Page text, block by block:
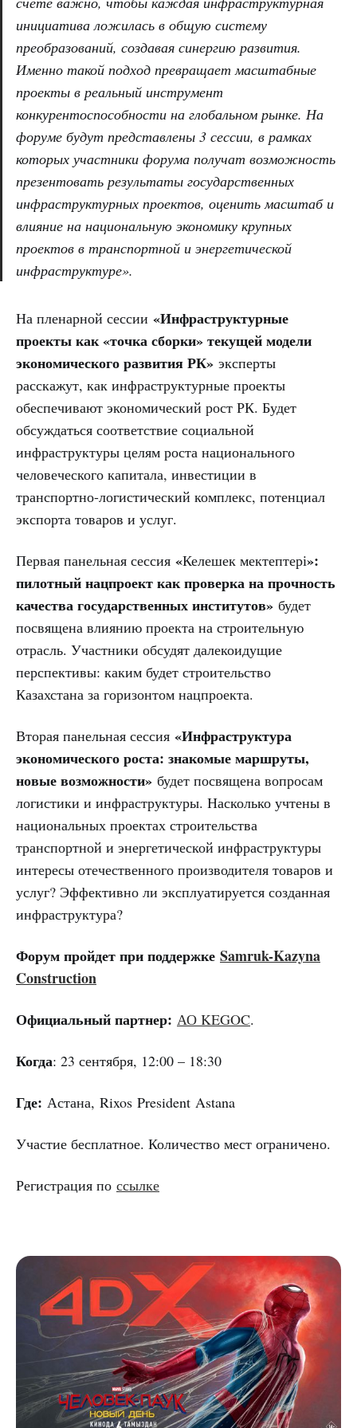
инициатива ложилась в общую систему
преобразований, создавая синергию развития.
Именно такой подход превращает масштабные
проекты в реальный инструмент
конкурентоспособности на глобальном рынке. На
форуме будут представлены 3 сессии, в рамках
которых участники форума получат возможность
презентовать результаты государственных
инфраструктурных проектов, оценить масштаб и
влияние на национальную экономику крупных
проектов в транспортной и энергетической
инфраструктуре».
На пленарной сессии «Инфраструктурные
проекты как «точка сборки» текущей модели
экономического развития РК» эксперты
расскажут, как инфраструктурные проекты
обеспечивают экономический рост РК. Будет
обсуждаться соответствие социальной
инфраструктуры целям роста национального
человеческого капитала, инвестиции в
транспортно-логистический комплекс, потенциал
экспорта товаров и услуг.
Первая панельная сессия «Келешек мектептері»:
пилотный нацпроект как проверка на прочность
качества государственных институтов» будет
посвящена влиянию проекта на строительную
отрасль. Участники обсудят далекоидущие
перспективы: каким будет строительство
Казахстана за горизонтом нацпроекта.
Вторая панельная сессия «Инфраструктура
экономического роста: знакомые маршруты,
новые возможности» будет посвящена вопросам
логистики и инфраструктуры. Насколько учтены в
национальных проектах строительства
транспортной и энергетической инфраструктуры
интересы отечественного производителя товаров и
услуг? Эффективно ли эксплуатируется созданная
инфраструктура?
Форум пройдет при поддержке Samruk-Kazyna
Construction
Официальный партнер: АО KEGOC.
Когда: 23 сентября, 12:00 – 18:30
Где: Астана, Rixos President Astana
Участие бесплатное. Количество мест ограничено.
Регистрация по ссылке